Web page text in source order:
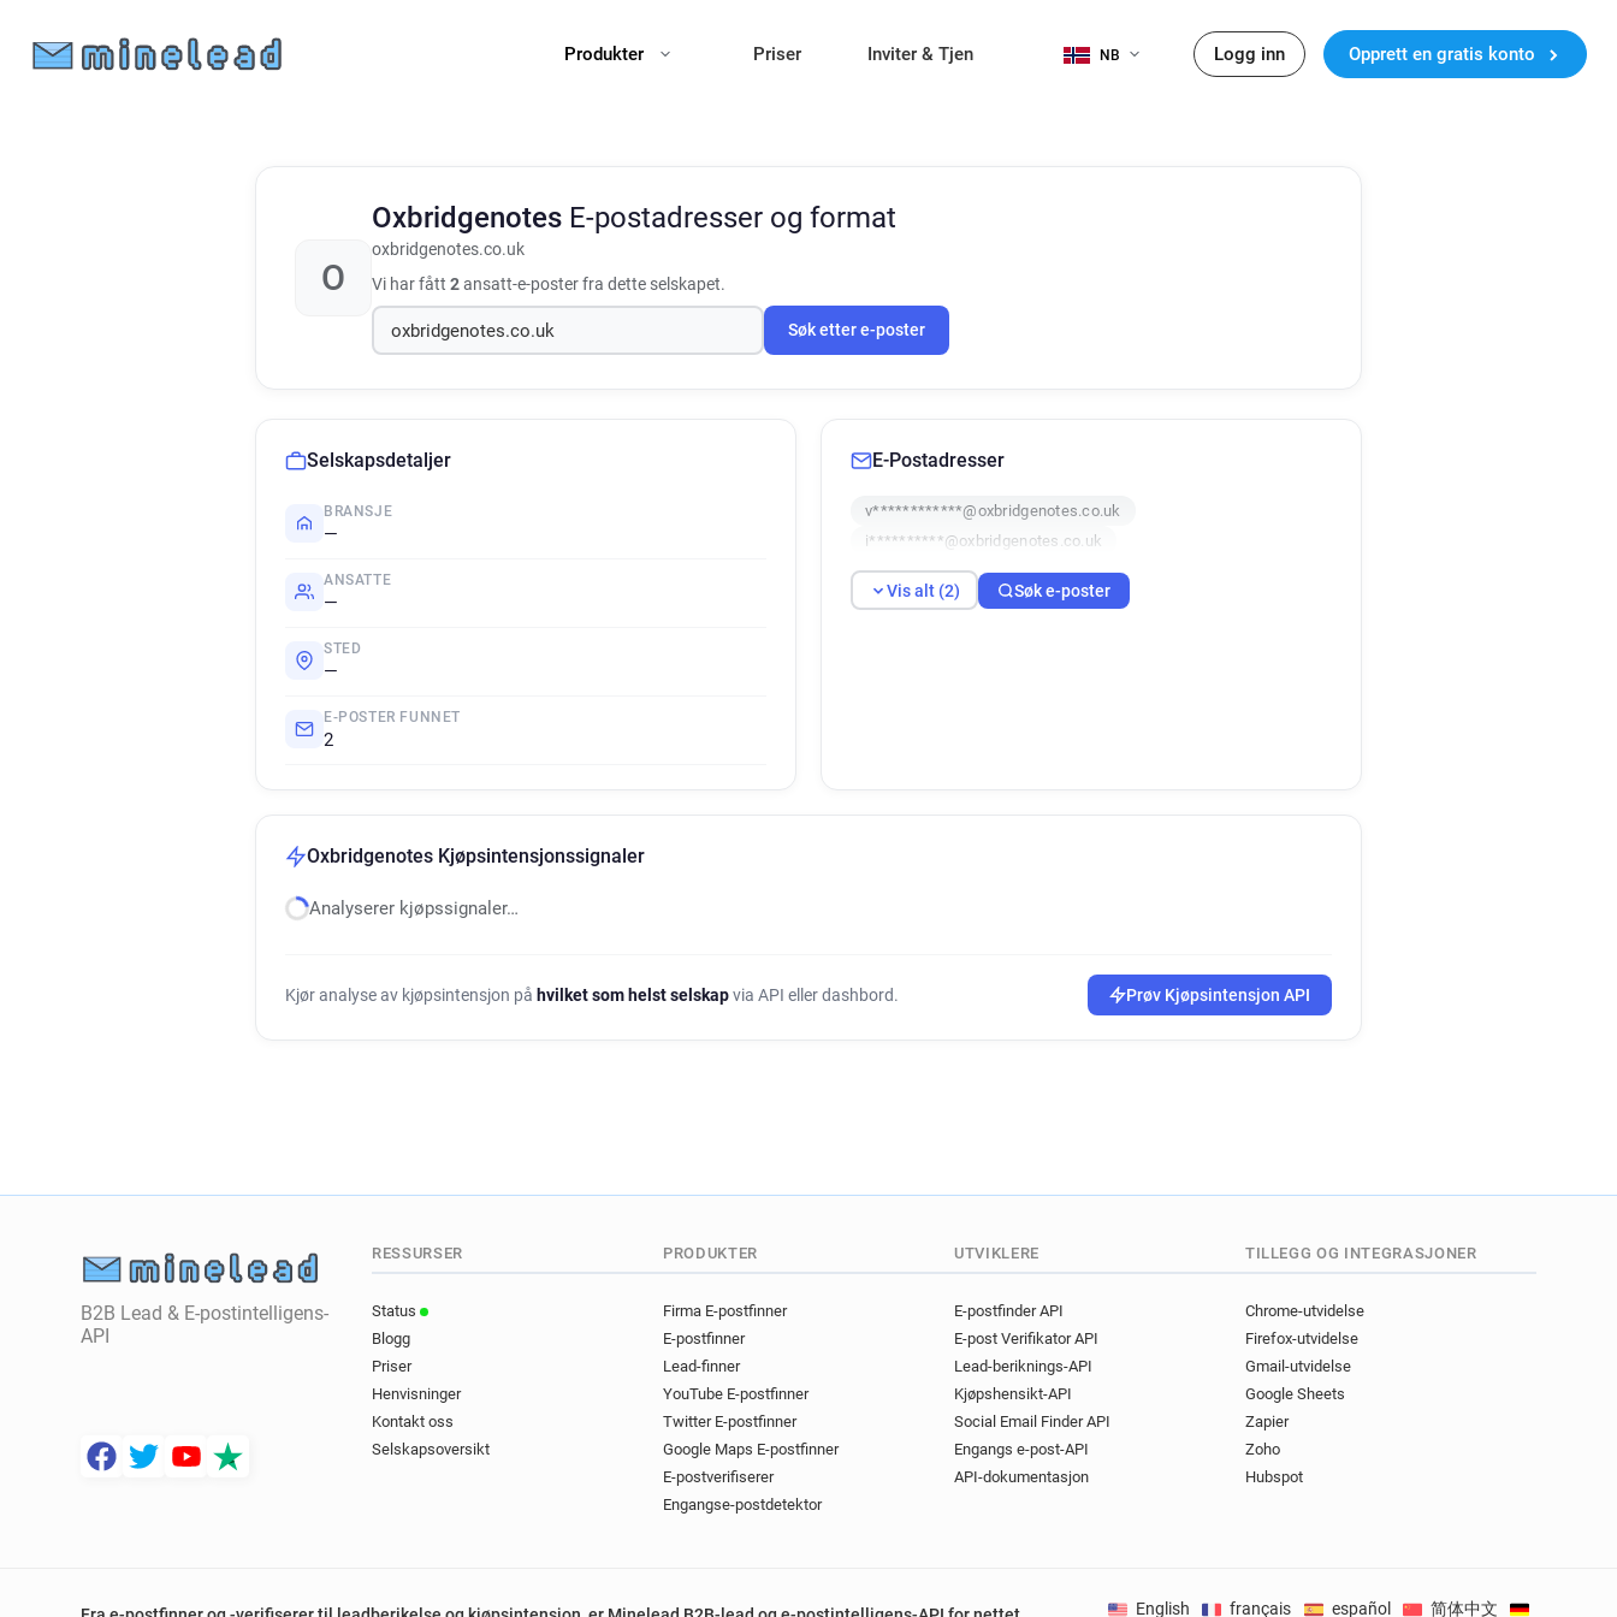
Produkter Priser Inviter & Tjen NB Logg inn Opprett en gratis konto
O
Oxbridgenotes E-postadresser og format
oxbridgenotes.co.uk
Vi har fått 2ansatt-e-poster fra dette selskapet.
Søk etter e-poster
Selskapsdetaljer
BRANSJE
—
ANSATTE
—
STED
—
E-POSTER FUNNET
2
E-Postadresser
v************@oxbridgenotes.co.uk
i**********@oxbridgenotes.co.uk
Vis alt (2) Søk e-poster
Oxbridgenotes Kjøpsintensjonssignaler
Analyserer kjøpssignaler…
Kjør analyse av kjøpsintensjon på hvilket som helst selskapvia API eller dashbord. Prøv Kjøpsintensjon API
B2B Lead & E-postintelligens-
API
RESSURSER
Status
Blogg
Priser
Henvisninger
Kontakt oss
Selskapsoversikt
PRODUKTER
Firma E-postfinner
E-postfinner
Lead-finner
YouTube E-postfinner
Twitter E-postfinner
Google Maps E-postfinner
E-postverifiserer
Engangse-postdetektor
UTVIKLERE
E-postfinder API
E-post Verifikator API
Lead-beriknings-API
Kjøpshensikt-API
Social Email Finder API
Engangs e-post-API
API-dokumentasjon
TILLEGG OG INTEGRASJONER
Chrome-utvidelse
Firefox-utvidelse
Gmail-utvidelse
Google Sheets
Zapier
Zoho
Hubspot
English français español 简体中文